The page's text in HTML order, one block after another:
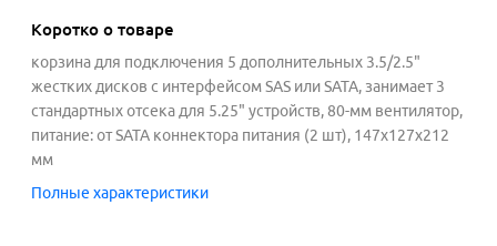
Коротко о товаре
корзина для подключения 5 дополнительных 3.5/2.5"
жестких дисков с интерфейсом SAS или SATA, занимает 3
стандартных отсека для 5.25" устройств, 80-мм вентилятор,
питание: от SATA коннектора питания (2 шт), 147x127x212
мм
Полные характеристики